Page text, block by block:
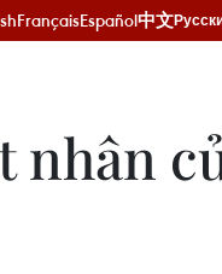
FrançaisEspañol中文
nhân